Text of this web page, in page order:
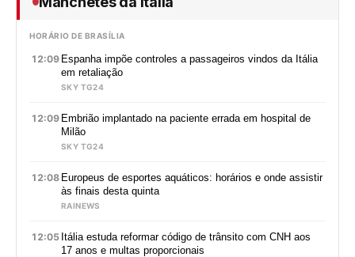
HORÁRIO DE BRASÍLIA
12:09 Espanha impõe controles a passageiros vindos da Itália
em retaliação
SKY TG24
12:09 Embrião implantado na paciente errada em hospital de
Milão
SKY TG24
12:08 Europeus de esportes aquáticos: horários e onde assistir
às finais desta quinta
RAINEWS
12:05 Itália estuda reformar código de trânsito com CNH aos
17 anos e multas proporcionais